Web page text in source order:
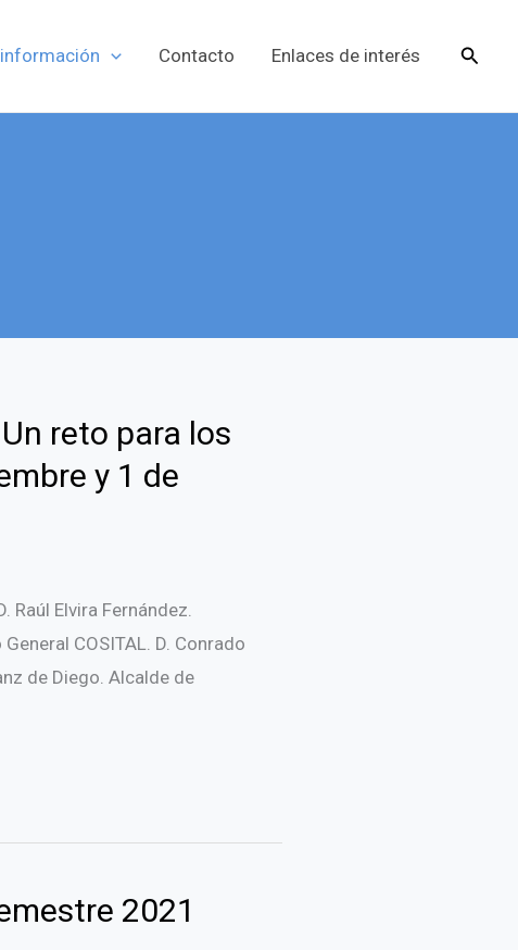
Contacto Enlaces de interés
reto para los
y 1 de
Raúl Elvira Fernández.
COSITAL. D. Conrado
de Diego. Alcalde de
2021